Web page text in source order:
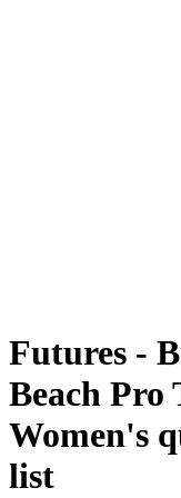
Futures -
Beach Pro
Women's
list